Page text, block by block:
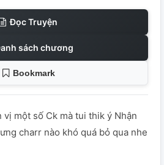
Đọc Truyện
sách chương
Bookmark
một số Ck mà tui thik ý Nhận
charr nào khó quá bỏ qua nhe